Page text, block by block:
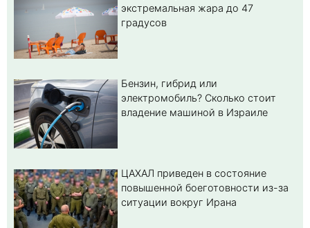
экстремальная жара до 47
градусов
Бензин, гибрид или
электромобиль? Cколько стоит
владение машиной в Израиле
ЦАХАЛ приведен в состояние
повышенной боеготовности из-за
ситуации вокруг Ирана